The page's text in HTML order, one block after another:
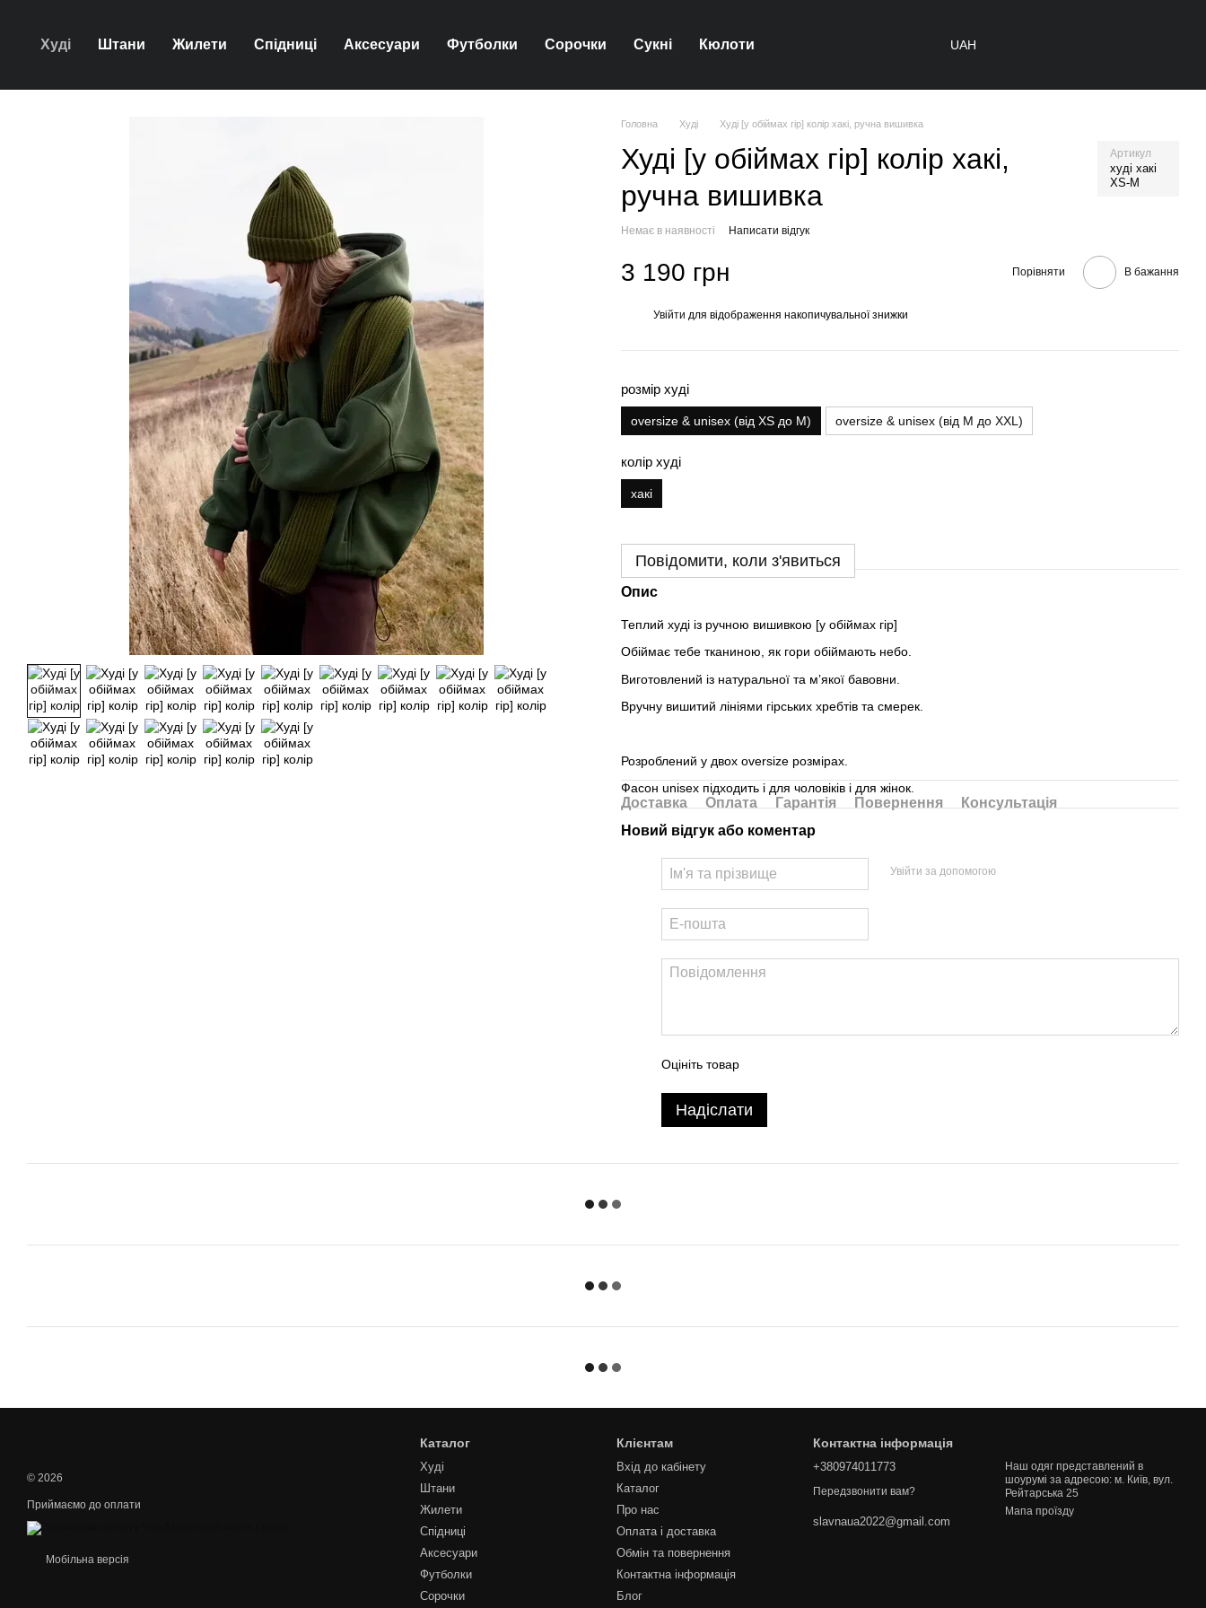
Худі Штани Жилети Спідниці Аксесуари Футболки Сорочки Сукні Кюлоти UAH
Головна Худі Худі [у обіймах гір] колір хакі, ручна вишивка
Худі [у обіймах гір] колір хакі,
ручна вишивка
Артикул
худі хакі
XS-M
Немає в наявності Написати відгук
3 190 грн Порівняти В бажання
Увійти для відображення накопичувальної знижки
розмір худі
oversize & unisex (від XS до M) oversize & unisex (від M до XXL)
колір худі
хакі
Повідомити, коли з'явиться
Опис
Теплий худі із ручною вишивкою [у обіймах гір]
Обіймає тебе тканиною, як гори обіймають небо.
Виготовлений із натуральної та мʼякої бавовни.
Вручну вишитий лініями гірських хребтів та смерек.
Розроблений у двох oversize розмірах.
Фасон unisex підходить і для чоловіків і для жінок.
Доставка Оплата Гарантія Повернення
Консультація
Новий відгук або коментар
Увійти за допомогою
Оцініть товар
Надіслати
© 2026
Приймаємо до оплати
Мобільна версія
Каталог
Худі
Штани
Жилети
Спідниці
Аксесуари
Футболки
Сорочки
Клієнтам
Вхід до кабінету
Каталог
Про нас
Оплата і доставка
Обмін та повернення
Контактна інформація
Блог
Контактна інформація
+380974011773
Передзвонити вам?
slavnaua2022@gmail.com
Наш одяг представлений в
шоурумі за адресою: м. Київ, вул.
Рейтарська 25
Мапа проїзду